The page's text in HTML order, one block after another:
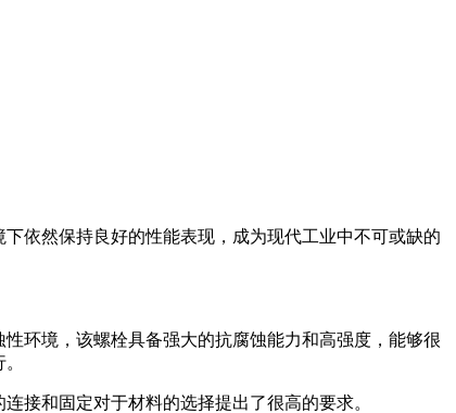
依然保持良好的性能表现，成为现代工业中不可或缺的
环境，该螺栓具备强大的抗腐蚀能力和高强度，能够很
接和固定对于材料的选择提出了很高的要求。